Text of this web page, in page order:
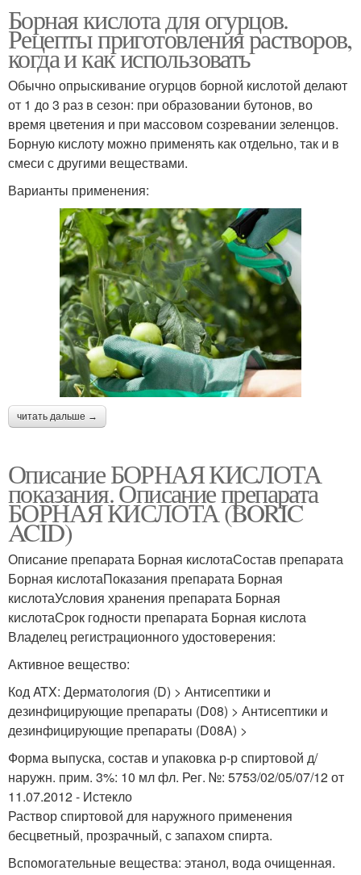
Борная кислота для огурцов.
Рецепты приготовления растворов,
когда и как использовать
Обычно опрыскивание огурцов борной кислотой делают
от 1 до 3 раз в сезон: при образовании бутонов, во
время цветения и при массовом созревании зеленцов.
Борную кислоту можно применять как отдельно, так и в
смеси с другими веществами.
Варианты применения:
читать дальше →
Описание БОРНАЯ КИСЛОТА
показания. Описание препарата
БОРНАЯ КИСЛОТА (BORIC
ACID)
Описание препарата Борная кислотаСостав препарата
Борная кислотаПоказания препарата Борная
кислотаУсловия хранения препарата Борная
кислотаСрок годности препарата Борная кислота
Владелец регистрационного удостоверения:
Активное вещество:
Код ATX: Дерматология (D) > Антисептики и
дезинфицирующие препараты (D08) > Антисептики и
дезинфицирующие препараты (D08A) >
Форма выпуска, состав и упаковка р-р спиртовой д/
наружн. прим. 3%: 10 мл фл. Рег. №: 5753/02/05/07/12 от
11.07.2012 - Истекло
Раствор спиртовой для наружного применения
бесцветный, прозрачный, с запахом спирта.
Вспомогательные вещества: этанол, вода очищенная.